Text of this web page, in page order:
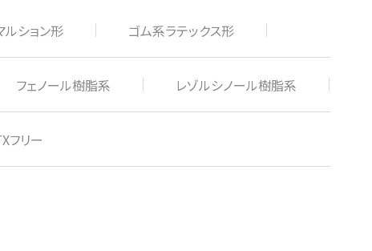
ルション形 ゴム系ラテックス形
フェノール樹脂系 レゾルシノール樹脂系
フリー